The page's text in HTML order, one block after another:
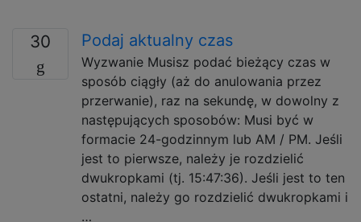
30 Podaj aktualny czas
Wyzwanie Musisz podać bieżący czas w
sposób ciągły (aż do anulowania przez
przerwanie), raz na sekundę, w dowolny z
następujących sposobów: Musi być w
formacie 24-godzinnym lub AM / PM. Jeśli
jest to pierwsze, należy je rozdzielić
dwukropkami (tj. 15:47:36). Jeśli jest to ten
ostatni, należy go rozdzielić dwukropkami i
…